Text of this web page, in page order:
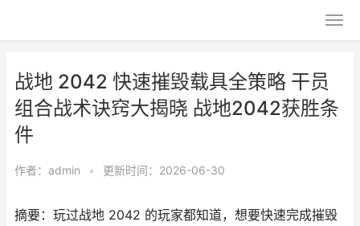
战地 2042 快速摧毁载具全策略 干员
组合战术诀窍大揭晓 战地2042获胜条
件
作者： admin • 更新时间：2026-06-30
摘要：玩过战地 2042 的玩家都知道，想要快速完成摧毁